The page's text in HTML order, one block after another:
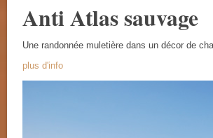
Anti Atlas sauvage
Une randonnée muletière dans un décor de
plus d'info